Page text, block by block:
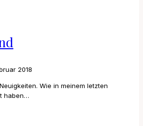
2018
Wie in meinem letzten
haben…